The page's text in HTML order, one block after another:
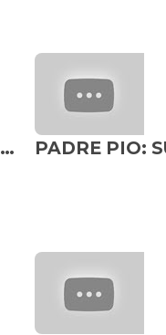
EU SOU O ARCANJO MIGUEL E ESTOU INDIGNADO COM VOCÊ. ESTA É SUA ÚLTIMA CHANCE DE ME OUVIR. NÃO ..